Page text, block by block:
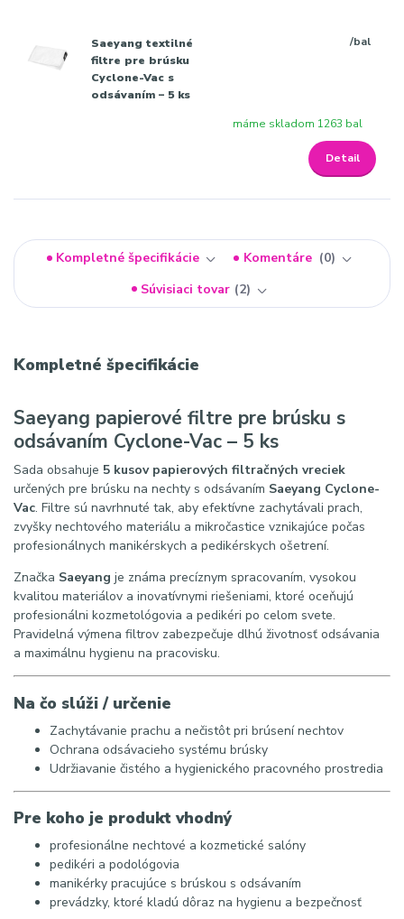
Saeyang textilné
filtre pre brúsku
Cyclone-Vac s
odsávaním – 5 ks
/bal
máme skladom 1263 bal
Detail
Kompletné špecifikácie Komentáre
0
Súvisiaci tovar 2
Kompletné špecifikácie
Saeyang papierové filtre pre brúsku s
odsávaním Cyclone-Vac – 5 ks
Sada obsahuje 5 kusov papierových filtračných vreciek
určených pre brúsku na nechty s odsávaním Saeyang Cyclone-
Vac. Filtre sú navrhnuté tak, aby efektívne zachytávali prach,
zvyšky nechtového materiálu a mikročastice vznikajúce počas
profesionálnych manikérskych a pedikérskych ošetrení.
Značka Saeyang je známa precíznym spracovaním, vysokou
kvalitou materiálov a inovatívnymi riešeniami, ktoré oceňujú
profesionálni kozmetológovia a pedikéri po celom svete.
Pravidelná výmena filtrov zabezpečuje dlhú životnosť odsávania
a maximálnu hygienu na pracovisku.
Na čo slúži / určenie
Zachytávanie prachu a nečistôt pri brúsení nechtov
Ochrana odsávacieho systému brúsky
Udržiavanie čistého a hygienického pracovného prostredia
Pre koho je produkt vhodný
profesionálne nechtové a kozmetické salóny
pedikéri a podológovia
manikérky pracujúce s brúskou s odsávaním
prevádzky, ktoré kladú dôraz na hygienu a bezpečnosť